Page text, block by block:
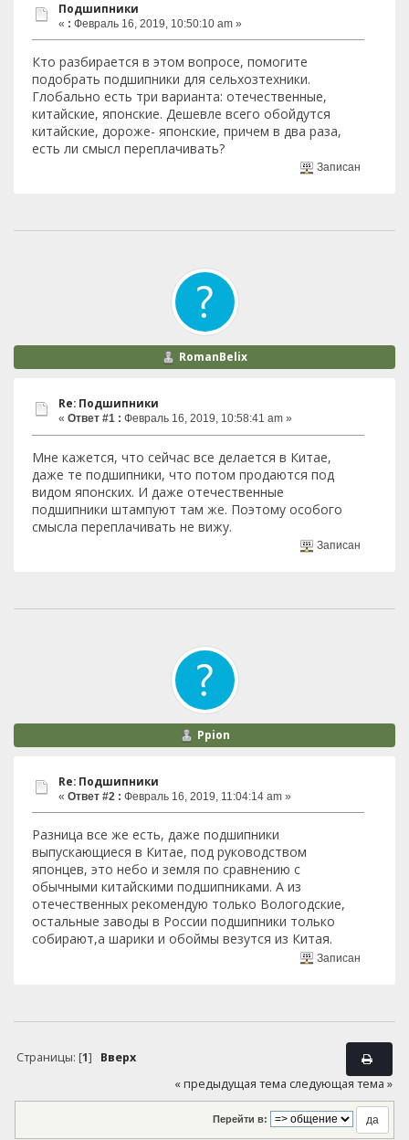
Подшипники
« : Февраль 16, 2019, 10:50:10 am »
Кто разбирается в этом вопросе, помогите
подобрать подшипники для сельхозтехники.
Глобально есть три варианта: отечественные,
китайские, японские. Дешевле всего обойдутся
китайские, дороже- японские, причем в два раза,
есть ли смысл переплачивать?
Записан
RomanBelix
Re: Подшипники
« Ответ #1 : Февраль 16, 2019, 10:58:41 am »
Мне кажется, что сейчас все делается в Китае,
даже те подшипники, что потом продаются под
видом японских. И даже отечественные
подшипники штампуют там же. Поэтому особого
смысла переплачивать не вижу.
Записан
Ppion
Re: Подшипники
« Ответ #2 : Февраль 16, 2019, 11:04:14 am »
Разница все же есть, даже подшипники
выпускающиеся в Китае, под руководством
японцев, это небо и земля по сравнению с
обычными китайскими подшипниками. А из
отечественных рекомендую только Вологодские,
остальные заводы в России подшипники только
собирают,а шарики и обоймы везутся из Китая.
Записан
Страницы: [1] Вверх
« предыдущая тема следующая тема »
Перейти в: